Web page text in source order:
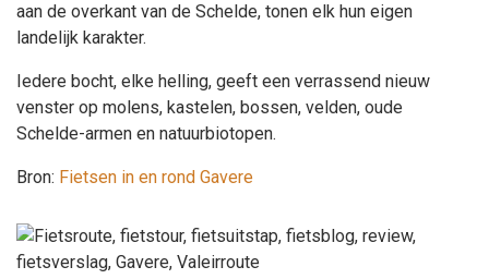
aan de overkant van de Schelde, tonen elk hun eigen
landelijk karakter.
Iedere bocht, elke helling, geeft een verrassend nieuw
venster op molens, kastelen, bossen, velden, oude
Schelde-armen en natuurbiotopen.
Bron: Fietsen in en rond Gavere